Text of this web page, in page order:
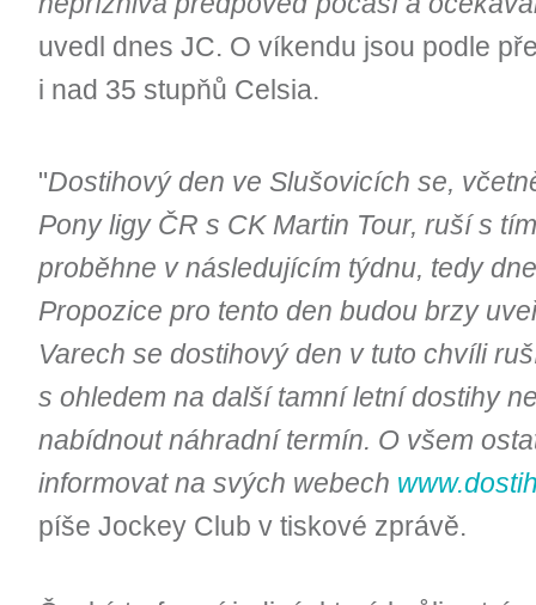
uvedl dnes JC. O víkendu jsou podle
i nad 35 stupňů Celsia.
"Dostihový den ve Slušovicích se,
Pony ligy ČR s CK Martin Tour, ruší s
proběhne v následujícím týdnu, tedy
Propozice pro tento den budou brzy
Varech se dostihový den v tuto chvíli
s ohledem na další tamní letní dostihy
nabídnout náhradní termín. O všem
informovat na svých webech
píše Jockey Club v tiskové zprávě.